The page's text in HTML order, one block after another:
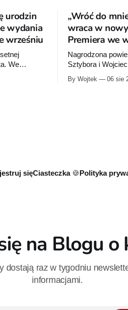
urodzin
wydania
wrześniu
We
„Sgt.
„Wróć do
wraca w
Premiera we
Nagrodzona
Sztybora i
przygotowuje
By Wojtek 06 sie
sięCiasteczka 🍪Polityka
na Blogu o
dostają raz w tygodniu
informacjami.